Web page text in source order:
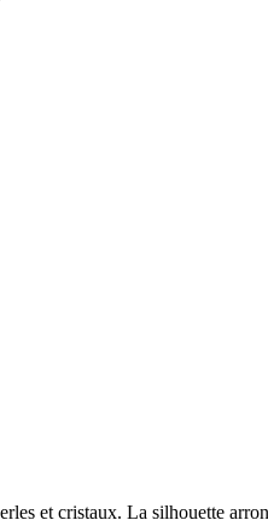
et cristaux. La silhouette